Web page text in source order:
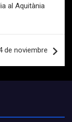
al Aquitània
de noviembre